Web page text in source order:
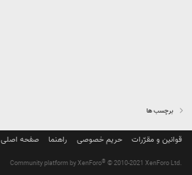
برچسب ها
قوانین و مقرّرات حریم خصوصی راهنما صفحه اصلی
Community platform by XenForo® © 2010-2021 XenForo Ltd.